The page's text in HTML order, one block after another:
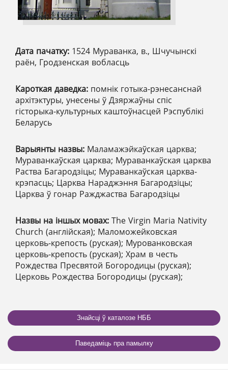
Дата пачатку: 1524 Мураванка, в., Шчучынскі
раён, Гродзенская вобласць
Кароткая даведка: помнік готыка-рэнесанснай
архітэктуры, унесены ў Дзяржаўны спіс
гісторыка-культурных каштоўнасцей Рэспублікі
Беларусь
Варыянты назвы: Маламажэйкаўская царква;
Мураванкаўская царква; Мураванкаўская царква
Раства Багародзіцы; Мураванкаўская царква-
крэпасць; Царква Нараджэння Багародзіцы;
Царква ў гонар Ражджаства Багародзіцы
Назвы на іншых мовах: The Virgin Maria Nativity
Church (англійская); Маломожейковская
церковь-крепость (руская); Мурованковская
церковь-крепость (руская); Храм в честь
Рождества Пресвятой Богородицы (руская);
Церковь Рождества Богородицы (руская);
Знайсці ў каталозе НББ
Паведаміць пра памылку